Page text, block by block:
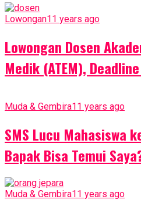
Lowongan11 years ago
Lowongan Dosen
Medik (ATEM),
Muda & Gembira11 years ago
SMS Lucu Mahasiswa
Bapak Bisa Temui
Muda & Gembira11 years ago